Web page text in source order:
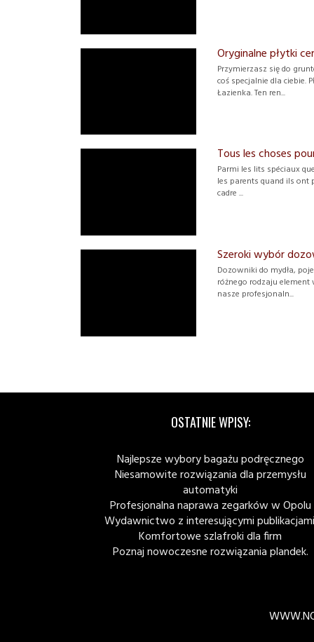
Oryginalne płytki
Przymierzasz się do
coś specjalnie dla ciebie.
Łazienka. Ten ren...
Tous les choses
Parmi les lits spéciaux
les parents quand ils ont
cadre ...
Szeroki wybór
Dozowniki do mydła,
różnego rodzaju
nasze profesjonaln...
OSTATNIE WPISY:
Najlepsze wybory bagażu podręcznego
Niesamowite rozwiązania dla przemysłu
automatyki
Profesjonalna naprawa zegarków w Opolu
Wydawnictwo z interesującymi
Komfortowe szlafroki dla firm
Poznaj nowoczesne rozwiązania plandek.